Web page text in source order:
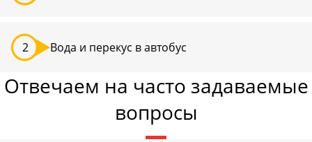
Вода и перекус в автобус
Отвечаем на часто задаваемые
вопросы